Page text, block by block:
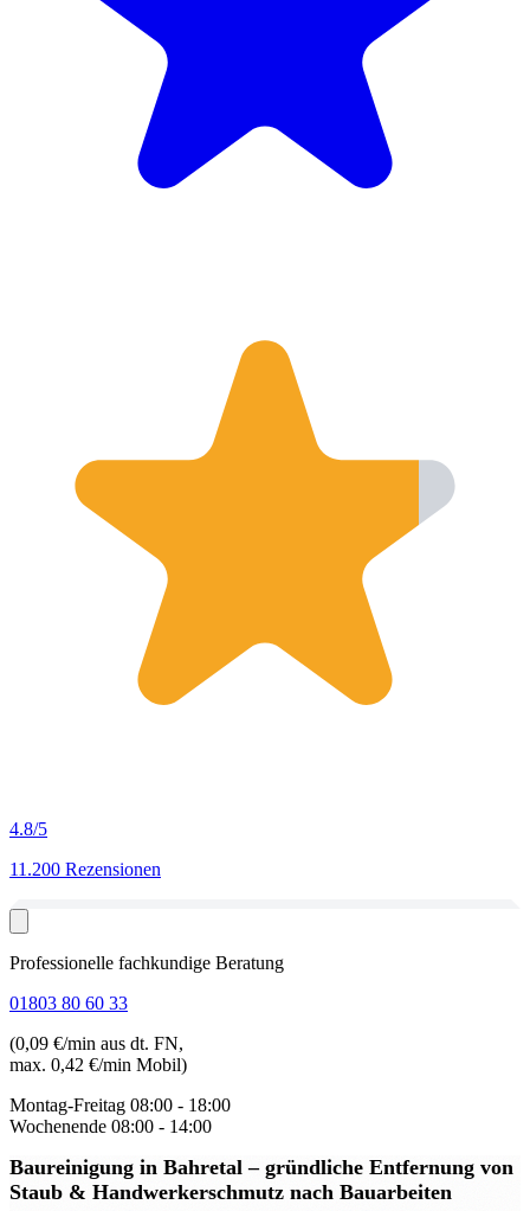
4.8/5
11.200 Rezensionen
Professionelle fachkundige Beratung
01803 80 60 33
(0,09 €/min aus dt. FN,
max. 0,42 €/min Mobil)
Montag-Freitag 08:00 - 18:00
Wochenende 08:00 - 14:00
Baureinigung in Bahretal– gründliche Entfernung von
Staub & Handwerkerschmutz nach Bauarbeiten